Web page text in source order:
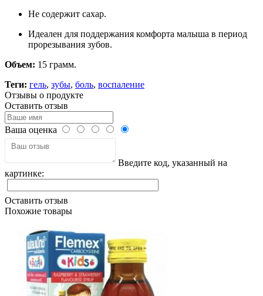
Не содержит сахар.
Идеален для поддержания комфорта малыша в период
прорезывания зубов.
Объем: 15 грамм.
Теги: гель, зубы, боль, воспаление
Отзывы о продукте
Оставить отзыв
Ваша оценка
Введите код, указанный на
картинке:
Оставить отзыв
Похожие товары